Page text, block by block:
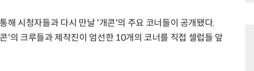
해 시청자들과 다시 만날 '개콘'의 주요 코너들이 공개됐다.
'의 크루들과 제작진이 엄선한 10개의 코너를 직접 셀럽들 앞